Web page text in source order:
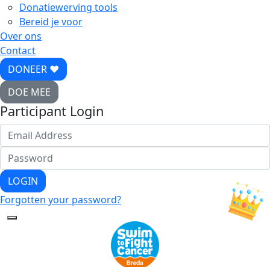
Donatiewerving tools
Bereid je voor
Over ons
Contact
DONEER ♥
DOE MEE
Participant Login
LOGIN
Forgotten your password?